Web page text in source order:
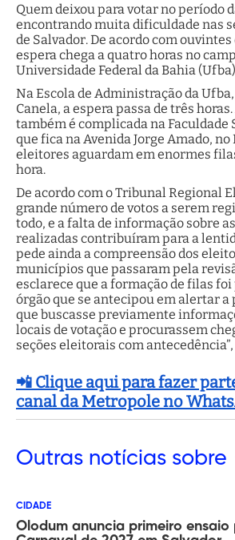
Quem deixou para votar no período
encontrando muita dificuldade nas
de Salvador. De acordo com
espera chega a quatro horas no
Universidade Federal da Bahia
Na Escola de Administração da
Canela, a espera passa de três
também é complicada na Faculdade
que fica na Avenida Jorge Amado,
eleitores aguardam em enormes
hora.
De acordo com o Tribunal Regional
grande número de votos a serem
todo, e a falta de informação sobre
realizadas contribuíram para a
pede ainda a compreensão dos
municípios que passaram pela
esclarece que a formação de filas
órgão que se antecipou em alertar a
que buscasse previamente
locais de votação e procurassem
seções eleitorais com
📲 Clique aqui para fazer
canal da Metropole no
Outras notícias sobre
CIDADE
Olodum anuncia primeiro ensaio